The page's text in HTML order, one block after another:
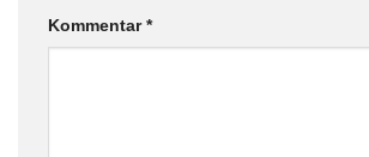
Kommentar*